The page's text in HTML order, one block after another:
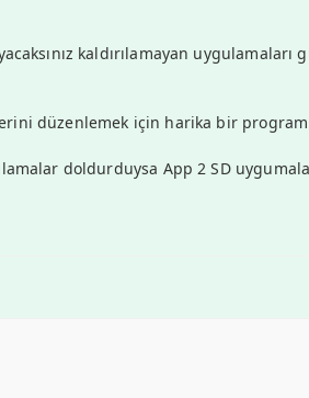
kaldırılamayan
düzenlemek için harika bir
doldurduysa App 2 SD